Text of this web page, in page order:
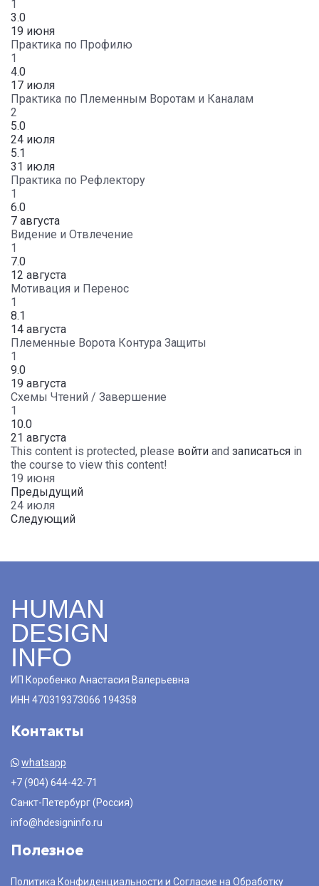
1
3.0
19 июня
Практика по Профилю
1
4.0
17 июля
Практика по Племенным Воротам и Каналам
2
5.0
24 июля
5.1
31 июля
Практика по Рефлектору
1
6.0
7 августа
Видение и Отвлечение
1
7.0
12 августа
Мотивация и Перенос
1
8.1
14 августа
Племенные Ворота Контура Защиты
1
9.0
19 августа
Схемы Чтений / Завершение
1
10.0
21 августа
This content is protected, please войти and записаться in
the course to view this content!
19 июня
Предыдущий
24 июля
Следующий
HUMAN
DESIGN
INFO
ИП Коробенко Анастасия Валерьевна
ИНН 470319373066 194358
Контакты
whatsapp
+7 (904) 644-42-71
Санкт-Петербург (Россия)
info@hdesigninfo.ru
Полезное
Политика Конфиденциальности и Согласие на Обработку